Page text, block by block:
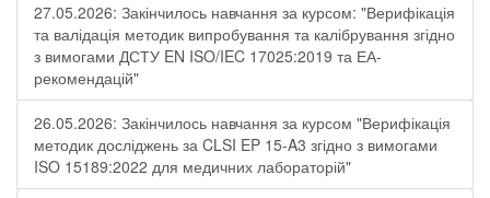
27.05.2026: Закінчилось навчання за курсом: "Верифікація
та валідація методик випробування та калібрування згідно
з вимогами ДСТУ EN ISO/IEC 17025:2019 та ЕА-
рекомендацій"
26.05.2026: Закінчилось навчання за курсом "Верифікація
методик досліджень за CLSI EP 15-A3 згідно з вимогами
ISO 15189:2022 для медичних лабораторій"